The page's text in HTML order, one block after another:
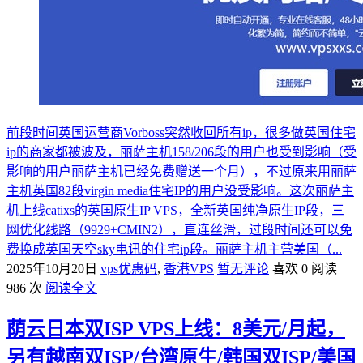
前段时间英国运营商Vorboss突然收回所有ip，很多做英国住宅
ip的商家都被波及，丽萨主机158/206段的用户也受到影响（受
影响的用户丽萨主机已经免费赠送一个月），不过原来用丽萨
主机英国82段virgin media住宅IP的用户没受影响。这次丽萨主
机上线catixs的英国原生IP VPS，全新英国纯净原生IP段，三
网优化线路（9929+CMIN2），直连丝滑，过段时间还可以免
费换成英国天空sky电讯的住宅ip段。丽萨主机主营美国（...
2025年10月20日 vps优惠码, 香港VPS 暂无评论 喜欢 0 阅读
986 次 阅读全文
荫云日本双ISP VPS上线：8美元/月起，
另有越南双ISP/台湾原生/韩国双ISP/美国